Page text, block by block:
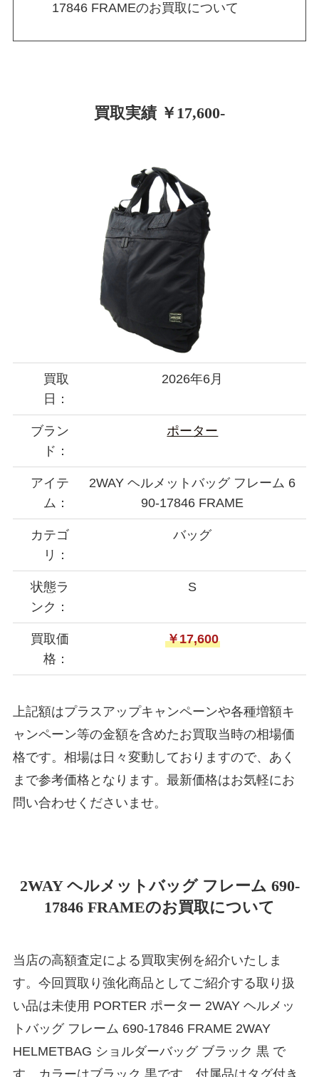
17846 FRAMEのお買取について
買取実績 ￥17,600-
買取
日：
2026年6月
ブラン
ド：
ポーター
アイテ
ム：
2WAY ヘルメットバッグ フレーム 6
90-17846 FRAME
カテゴ
リ：
バッグ
状態ラ
ンク：
S
買取価
格：
￥17,600
上記額はプラスアップキャンペーンや各種増額キ
ャンペーン等の金額を含めたお買取当時の相場価
格です。相場は日々変動しておりますので、あく
まで参考価格となります。最新価格はお気軽にお
問い合わせくださいませ。
2WAY ヘルメットバッグ フレーム 690-
17846 FRAMEのお買取について
当店の高額査定による買取実例を紹介いたしま
す。今回買取り強化商品としてご紹介する取り扱
い品は未使用 PORTER ポーター 2WAY ヘルメッ
トバッグ フレーム 690-17846 FRAME 2WAY
HELMETBAG ショルダーバッグ ブラック 黒 で